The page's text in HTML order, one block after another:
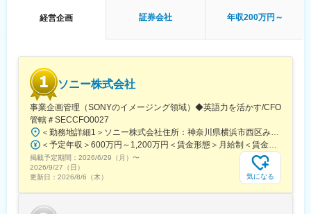
織のため、自身の裁量権をもって業務を進めることが可能です。
めやすい環境です。
経営企画 証券会社 年収200万円～
ソニー株式会社
事業企画管理（SONYのイメージング領域）◆英語力を活かす/CFO
管轄＃SECCFO0027
掲載予定期間： 2026/6/29（月） 〜
2026/9/27（日）
更新日： 2026/8/6（木） 気になる